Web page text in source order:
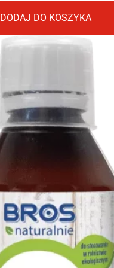
DODAJ DO KOSZYKA